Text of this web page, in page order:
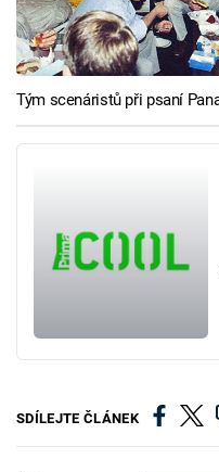
Tým scenáristů při psaní
SDÍLEJTE ČLÁNEK